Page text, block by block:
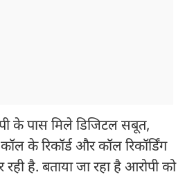
के पास मिले डिजिटल सबूत,
के रिकॉर्ड और कॉल रिकॉर्डिंग
है. बताया जा रहा है आरोपी को